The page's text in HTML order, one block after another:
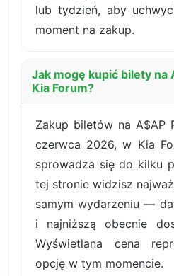
lub tydzień, aby
moment na zakup.
Jak mogę kupić bilety na
Kia Forum?
Zakup biletów na A$AP
czerwca 2026, w Kia
sprowadza się do kilku
tej stronie widzisz
samym wydarzeniu —
i najniższą obecnie
Wyświetlana cena
opcję w tym momencie.